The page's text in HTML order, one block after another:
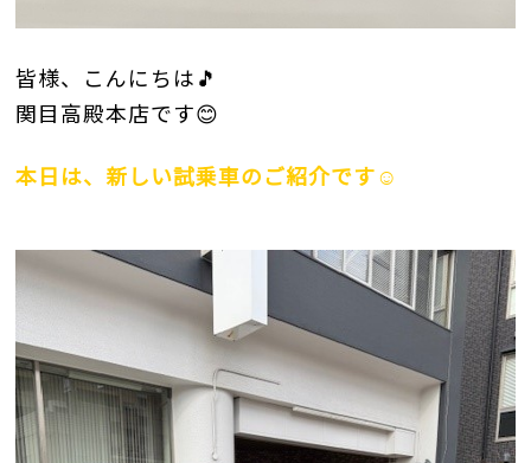
皆様、こんにちは🎵
関目高殿本店です😊
本日は、新しい試乗車のご紹介です☺️